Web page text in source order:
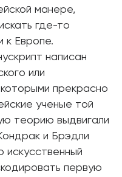
манере,
где-то
к Европе.
написан
или
прекрасно
ученые той
теорию выдвигали
и Брэдли
искусственный
первую